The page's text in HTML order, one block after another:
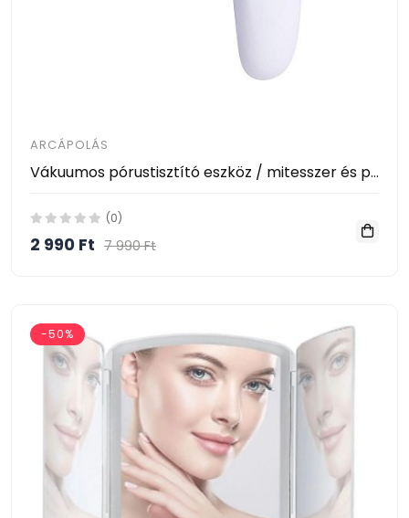
ARCÁPOLÁS
Vákuumos pórustisztító eszköz / mitesszer és pattanáseltávolító
(0)
2 990 Ft 7 990 Ft
-50%